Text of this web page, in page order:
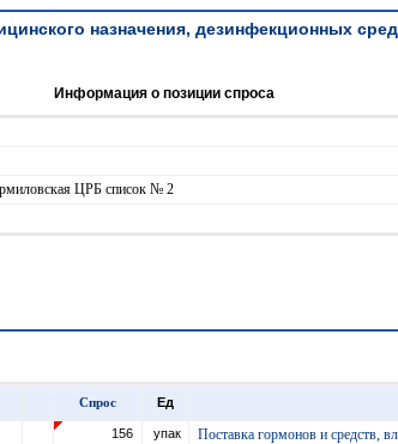
назначения, дезинфекционных
Информация о позиции спроса
ЦРБ список № 2
Спрос Ед
156 упак
Поставка гормонов и средств,